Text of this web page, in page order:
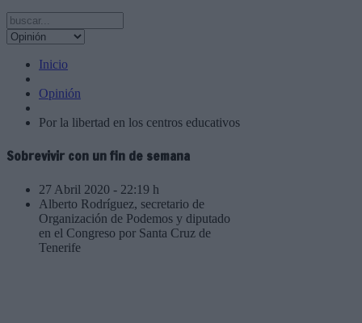
Inicio
Opinión
Por la libertad en los centros educativos
Sobrevivir con un fin de semana
27 Abril 2020 - 22:19 h
Alberto Rodríguez, secretario de
Organización de Podemos y diputado
en el Congreso por Santa Cruz de
Tenerife